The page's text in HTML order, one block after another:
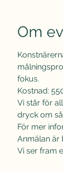
Om
fokus.
Kostnad:
Vi står för
dryck om
För mer
Anmälan är
Vi ser fram